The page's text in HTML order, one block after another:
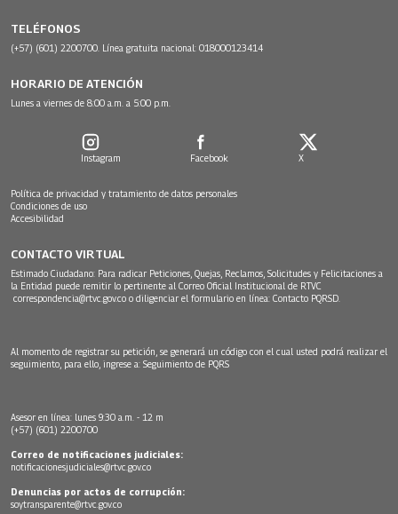
TELÉFONOS
(+57) (601) 2200700. Línea gratuita nacional: 018000123414
HORARIO DE ATENCIÓN
Lunes a viernes de 8:00 a.m. a 5:00 p.m.
Instagram Facebook X
Política de privacidad y tratamiento de datos personales
Condiciones de uso
Accesibilidad
CONTACTO VIRTUAL
Estimado Ciudadano: Para radicar Peticiones, Quejas, Reclamos, Solicitudes y Felicitaciones a
la Entidad puede remitir lo pertinente al Correo Oficial Institucional de RTVC
correspondencia@rtvc.gov.co o diligenciar el formulario en línea: Contacto PQRSD.
Al momento de registrar su petición, se generará un código con el cual usted podrá realizar el
seguimiento, para ello, ingrese a: Seguimiento de PQRS
Asesor en línea: lunes 9:30 a.m. - 12 m
(+57) (601) 2200700
Correo de notificaciones judiciales:
notificacionesjudiciales@rtvc.gov.co
Denuncias por actos de corrupción:
soytransparente@rtvc.gov.co